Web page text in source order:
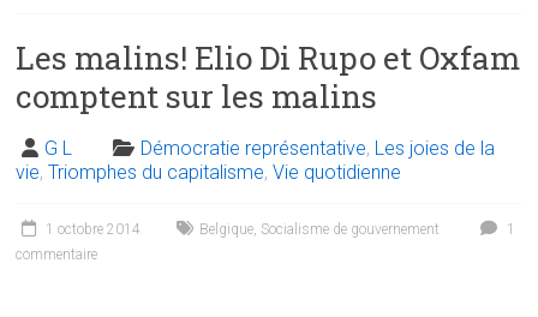
Les malins! Elio Di Rupo et Oxfam
comptent sur les malins
G L Démocratie représentative, Les joies de la
vie,Triomphes du capitalisme,Vie quotidienne
1 octobre 2014 Belgique, Socialisme de gouvernement
1
commentaire